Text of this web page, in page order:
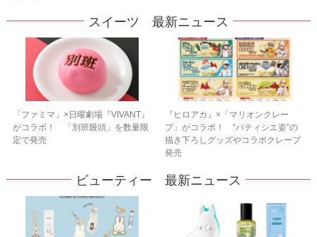
スイーツ 最新ニュース
「ファミマ」×日曜劇場『VIVANT』
がコラボ！ 「別班饅頭」を数量限
定で発売
『ヒロアカ』×「マリオンクレー
プ」がコラボ！ “パティシエ姿”の
描き下ろしグッズやコラボクレープ
発売
ビューティー 最新ニュース